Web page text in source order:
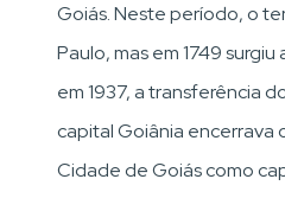
Goiás. Neste período, o
Paulo, mas em 1749
em 1937, a transferência
capital Goiânia encerrava
Cidade de Goiás como